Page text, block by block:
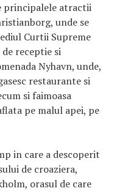
principalele atractii
unde se
Curtii Supreme
de receptie si
Nyhavn, unde,
restaurante si
si faimoasa
pe malul apei, pe
in care a descoperit
de croaziera,
orasul de care